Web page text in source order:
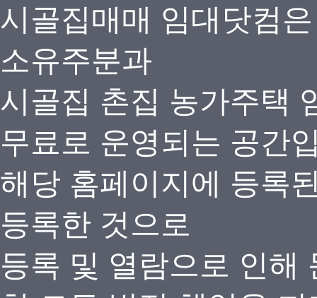
시골집매매 임대닷컴
소유주분과
시골집 촌집 농가주택
무료로 운영되는 공간
해당 홈페이지에 등록
등록한 것으로
등록 및 열람으로 인해